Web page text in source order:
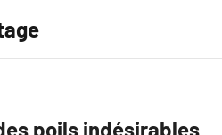
poils indésirables